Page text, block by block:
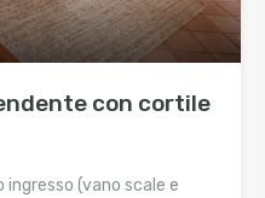
con cortile
(vano scale e